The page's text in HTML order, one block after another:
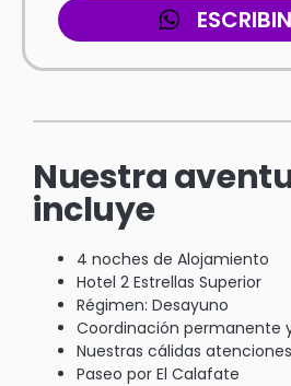
Nuestra
incluye
4 noches de Alojamiento
Hotel 2 Estrellas Superior
Régimen: Desayuno
Coordinación permanente
Nuestras cálidas
Paseo por El Calafate